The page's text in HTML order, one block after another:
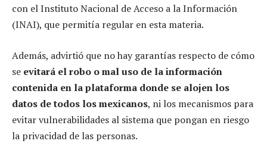
con el Instituto Nacional de Acceso a la Información
(INAI), que permitía regular en esta materia.
Además, advirtió que no hay garantías respecto de cómo
se evitará el robo o mal uso de la información
contenida en la plataforma donde se alojen los
datos de todos los mexicanos, ni los mecanismos para
evitar vulnerabilidades al sistema que pongan en riesgo
la privacidad de las personas.